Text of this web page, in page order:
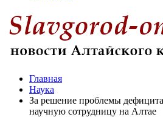
Главная
Наука
За решение проблемы
научную сотрудницу на Алтае